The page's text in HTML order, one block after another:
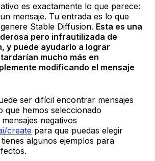
es exactamente lo que parece:
mensaje. Tu entrada es lo que
Stable Diffusion. Esta es una
pero infrautilizada de
y puede ayudarlo a lograr
mucho más en
modificando el mensaje
ser difícil encontrar mensajes
que hemos seleccionado
negativos
create para que puedas elegir
algunos ejemplos para